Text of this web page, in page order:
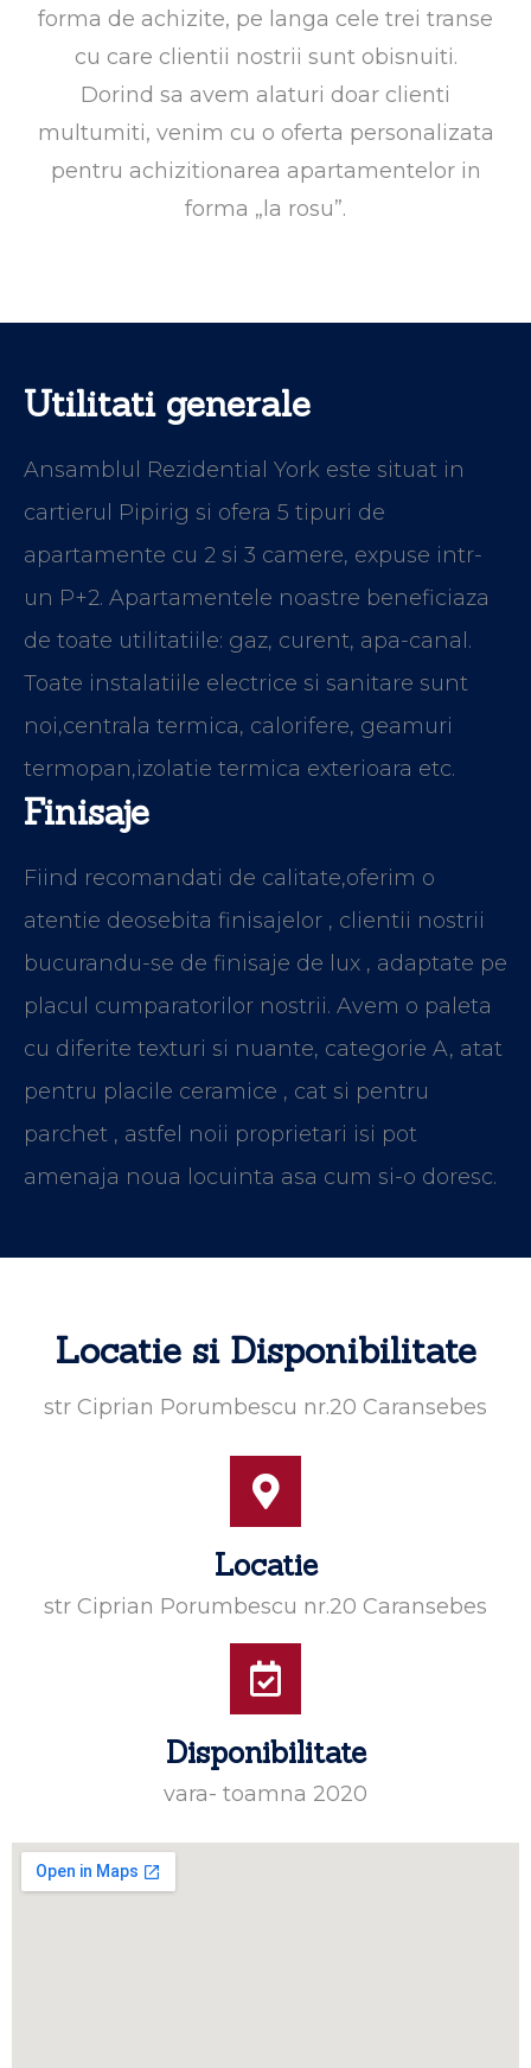
forma de achizite, pe langa cele trei transe
cu care clientii nostrii sunt obisnuiti.
Dorind sa avem alaturi doar clienti
multumiti, venim cu o oferta personalizata
pentru achizitionarea apartamentelor in
forma „la rosu”.
Utilitati generale
Ansamblul Rezidential York este situat in
cartierul Pipirig si ofera 5 tipuri de
apartamente cu 2 si 3 camere, expuse intr-
un P+2. Apartamentele noastre beneficiaza
de toate utilitatiile: gaz, curent, apa-canal.
Toate instalatiile electrice si sanitare sunt
noi,centrala termica, calorifere, geamuri
termopan,izolatie termica exterioara etc.
Finisaje
Fiind recomandati de calitate,oferim o
atentie deosebita finisajelor , clientii nostrii
bucurandu-se de finisaje de lux , adaptate pe
placul cumparatorilor nostrii. Avem o paleta
cu diferite texturi si nuante, categorie A, atat
pentru placile ceramice , cat si pentru
parchet , astfel noii proprietari isi pot
amenaja noua locuinta asa cum si-o doresc.
Locatie si Disponibilitate
str Ciprian Porumbescu nr.20 Caransebes
Locatie
str Ciprian Porumbescu nr.20 Caransebes
Disponibilitate
vara- toamna 2020